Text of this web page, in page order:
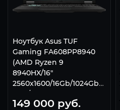
Ноутбук Asus TUF
Gaming FA608PP8940
(AMD Ryzen 9
8940HX/16"
2560x1600/16Gb/1024Gb
SSD/NVIDIA GeForce RTX
5070 8Gb/Win 11 Pro)
149 000 руб.